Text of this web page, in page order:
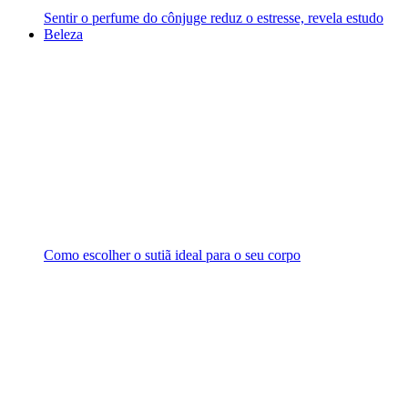
Sentir o perfume do cônjuge reduz o estresse, revela estudo
Beleza
Como escolher o sutiã ideal para o seu corpo